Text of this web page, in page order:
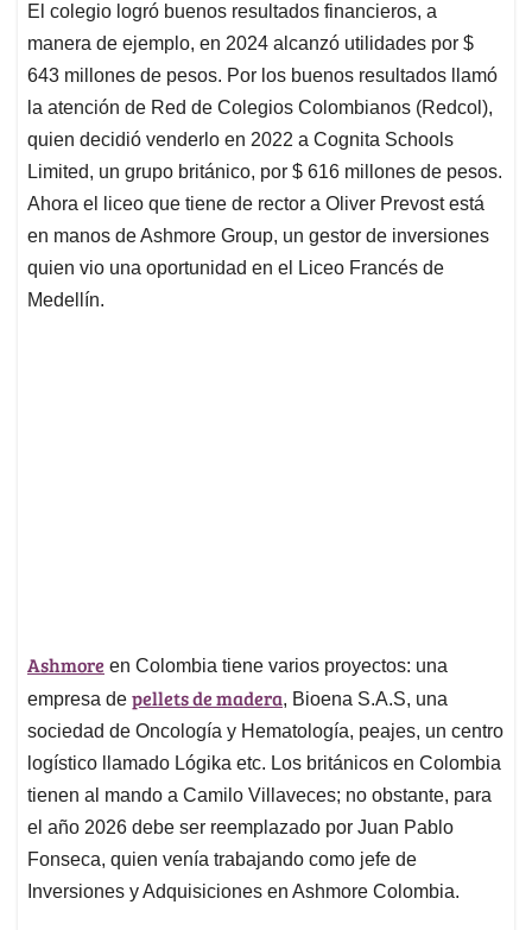
El colegio logró buenos resultados financieros, a
manera de ejemplo, en 2024 alcanzó utilidades por $
643 millones de pesos. Por los buenos resultados llamó
la atención de Red de Colegios Colombianos (Redcol),
quien decidió venderlo en 2022 a Cognita Schools
Limited, un grupo británico, por $ 616 millones de pesos.
Ahora el liceo que tiene de rector a Oliver Prevost está
en manos de Ashmore Group, un gestor de inversiones
quien vio una oportunidad en el Liceo Francés de
Medellín.
Ashmore en Colombia tiene varios proyectos: una
empresa de pellets de madera, Bioena S.A.S, una
sociedad de Oncología y Hematología, peajes, un centro
logístico llamado Lógika etc. Los británicos en Colombia
tienen al mando a Camilo Villaveces; no obstante, para
el año 2026 debe ser reemplazado por Juan Pablo
Fonseca, quien venía trabajando como jefe de
Inversiones y Adquisiciones en Ashmore Colombia.